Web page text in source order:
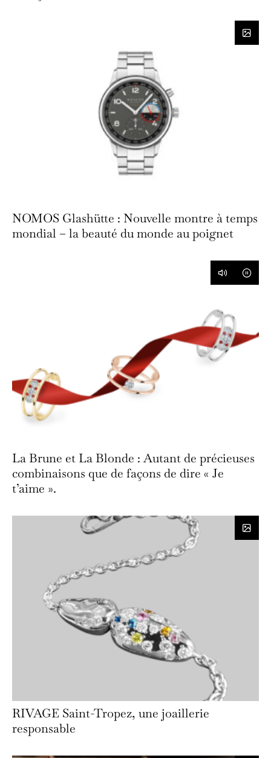
NOMOS Glashütte : Nouvelle montre à temps
mondial – la beauté du monde au poignet
La Brune et La Blonde : Autant de précieuses
combinaisons que de façons de dire « Je
t’aime ».
RIVAGE Saint-Tropez, une joaillerie
responsable